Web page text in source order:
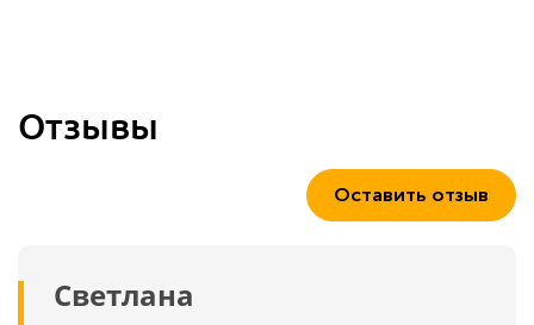
Отзывы
Оставить отзыв
Светлана